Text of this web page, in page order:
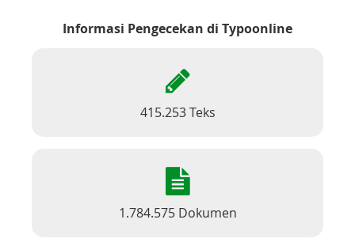
Informasi Pengecekan di Typoonline
415.253 Teks
1.784.575 Dokumen